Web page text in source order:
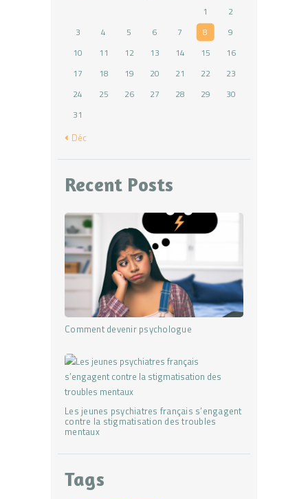
1
2
3
4 5 6 7 8
9
10
11 12 13 14 15
16
17
18 19 20 21 22
23
24
25 26 27 28 29
30
31
« Déc
Recent Posts
Comment devenir psychologue
Les jeunes psychiatres français s’engagent
contre la stigmatisation des troubles
mentaux
Tags